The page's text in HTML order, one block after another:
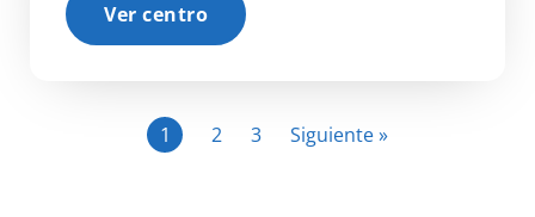
Ver centro
1 2 3 Siguiente »